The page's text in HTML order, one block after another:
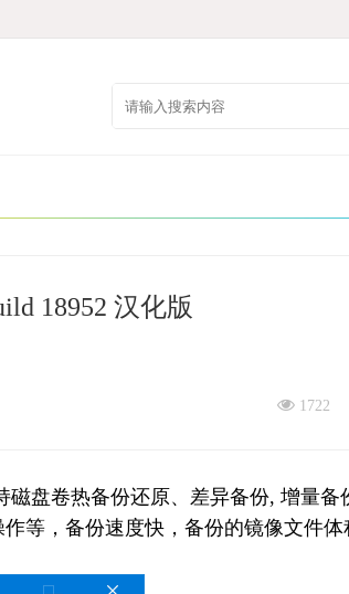
18952 汉化版
1722
磁盘卷热备份还原、差异备份, 增量备
等，备份速度快，备份的镜像文件体